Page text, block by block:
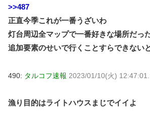
>>487
正直今季これが一番うざいわ
灯台周辺全マップで一番好きな場所だっ
追加要素のせいで行くことすらできない
490: タルコフ速報 2023/01/10(火)
漁り目的はライトハウスまじでイイよ